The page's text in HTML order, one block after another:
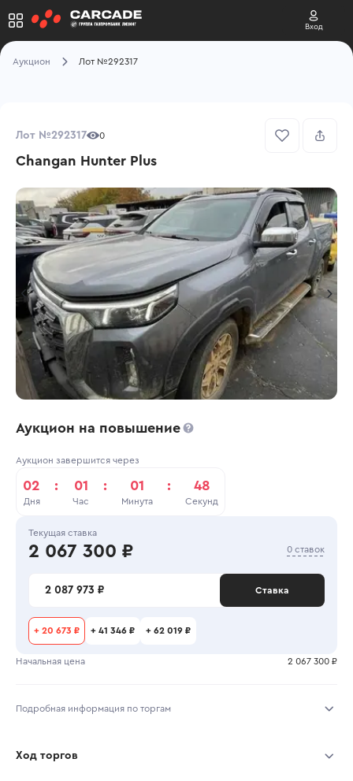
Вход
Аукцион Лот №292317
Лот №292317 0
Changan Hunter Plus
Аукцион на повышение
Аукцион завершится через
02
Дня
: 01
Час
: 01
Минута
: 48
Секунд
Текущая ставка
2 067 300 ₽ 0 ставок
2 087 973 ₽ Ставка
+ 20 673 ₽ + 41 346 ₽ + 62 019 ₽
Начальная цена 2 067 300 ₽
Подробная информация по торгам
Ход торгов